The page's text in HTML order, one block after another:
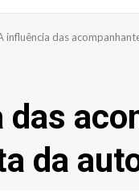
influência das
da